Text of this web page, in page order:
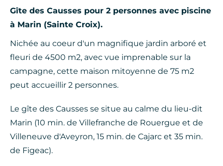
Gîte des Causses pour 2 personnes avec piscine
à Marin (Sainte Croix).
Nichée au coeur d'un magnifique jardin arboré et
fleuri de 4500 m2, avec vue imprenable sur la
campagne, cette maison mitoyenne de 75 m2
peut accueillir 2 personnes.
Le gîte des Causses se situe au calme du lieu-dit
Marin (10 min. de Villefranche de Rouergue et de
Villeneuve d'Aveyron, 15 min. de Cajarc et 35 min.
de Figeac).